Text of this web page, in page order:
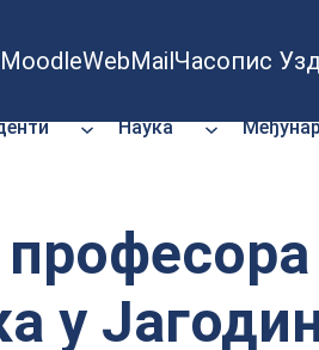
MoodleWebMailЧасопис
Наука
у